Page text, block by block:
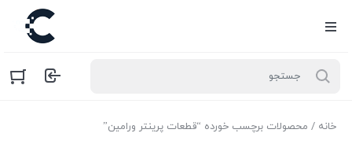
خانه / محصولات برچسب خورده “قطعات پرینتر ورامین”